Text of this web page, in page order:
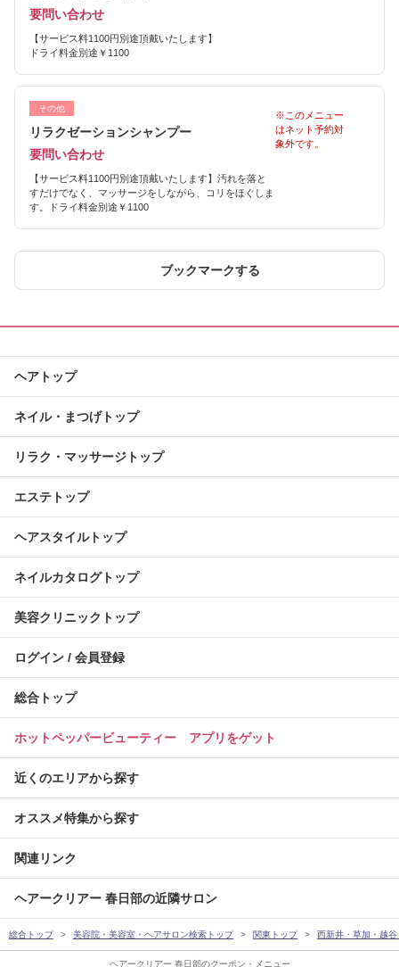
ヘアークリアー 春日部のクーポン・メニュー
要問い合わせ
【サービス料1100円別途頂戴いたします】
ドライ料金別途￥1100
その他
リラクゼーションシャンプー
要問い合わせ
【サービス料1100円別途頂戴いたします】汚れを落と
すだけでなく、マッサージをしながら、コリをほぐしま
す。ドライ料金別途￥1100
※このメニュー
はネット予約対
象外です。
ブックマークする
ヘアトップ
ネイル・まつげトップ
リラク・マッサージトップ
エステトップ
ヘアスタイルトップ
ネイルカタログトップ
美容クリニックトップ
ログイン / 会員登録
総合トップ
ホットペッパービューティー アプリをゲット
近くのエリアから探す
オススメ特集から探す
関連リンク
ヘアークリアー 春日部の近隣サロン
総合トップ 美容院・美容室・ヘアサロン検索トップ 関東トップ 西新井・草加・越